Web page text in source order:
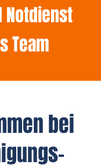
Notdienst
Team
bei